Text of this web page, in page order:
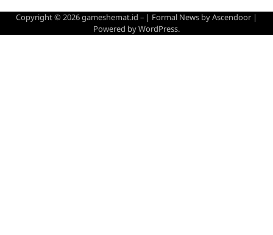
Copyright © 2026gameshemat.id – | Formal News byAscendoor |
Powered byWordPress.